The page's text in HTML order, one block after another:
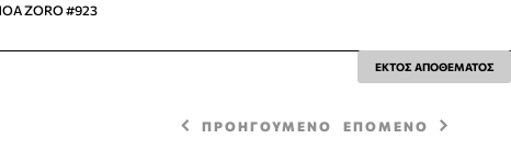
ZORO #923
ΕΚΤΟΣ ΑΠΟΘΕΜΑΤΟΣ
ΠΡΟΗΓΟΥΜΕΝΟ ΕΠΟΜΕΝΟ